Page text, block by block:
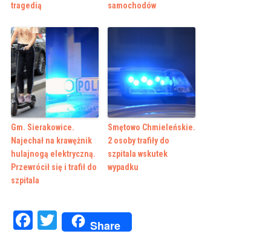
tragedią
samochodów
Gm. Sierakowice.
Najechał na krawężnik
hulajnogą elektryczną.
Przewrócił się i trafił do
szpitala
Smętowo Chmieleńskie.
2 osoby trafiły do
szpitala wskutek
wypadku
Facebook
Twitter
Share